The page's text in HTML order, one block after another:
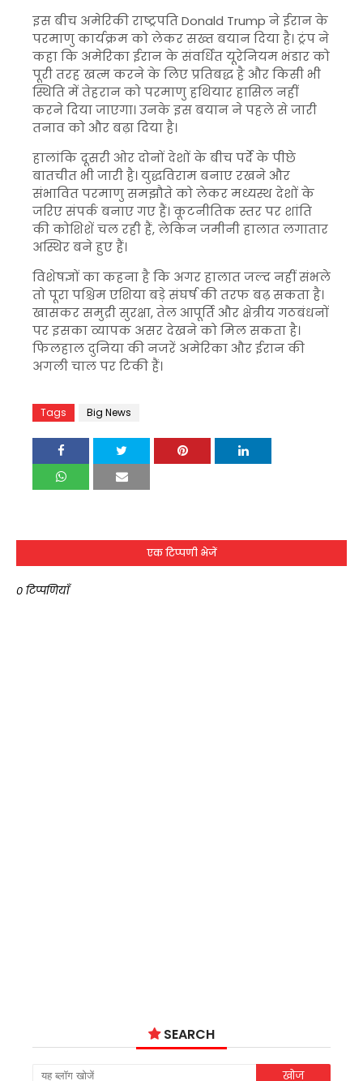
इस बीच अमेरिकी राष्ट्रपतिDonald Trump ने ईरान के
परमाणु कार्यक्रम को लेकर सख्त बयान दिया है। ट्रंप ने
कहा कि अमेरिका ईरान के संवर्धित यूरेनियम भंडार को
पूरी तरह खत्म करने के लिए प्रतिबद्ध है और किसी भी
स्थिति में तेहरान को परमाणु हथियार हासिल नहीं
करने दिया जाएगा। उनके इस बयान ने पहले से जारी
तनाव को और बढ़ा दिया है।
हालांकि दूसरी ओर दोनों देशों के बीच पर्दे के पीछे
बातचीत भी जारी है। युद्धविराम बनाए रखने और
संभावित परमाणु समझौते को लेकर मध्यस्थ देशों के
जरिए संपर्क बनाए गए हैं। कूटनीतिक स्तर पर शांति
की कोशिशें चल रही हैं, लेकिन जमीनी हालात लगातार
अस्थिर बने हुए हैं।
विशेषज्ञों का कहना है कि अगर हालात जल्द नहीं संभले
तो पूरा पश्चिम एशिया बड़े संघर्ष की तरफ बढ़ सकता है।
खासकर समुद्री सुरक्षा, तेल आपूर्ति और क्षेत्रीय गठबंधनों
पर इसका व्यापक असर देखने को मिल सकता है।
फिलहाल दुनिया की नजरें अमेरिका और ईरान की
अगली चाल पर टिकी हैं।
Tags Big News
एक टिप्पणी भेजें
0 टिप्पणियाँ
SEARCH